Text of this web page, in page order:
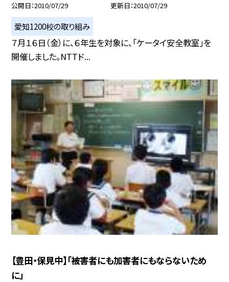
公開日 2010/07/29 更新日 2010/07/29
愛知1200校の取り組み
７月１６日（金）に、６年生を対象に、「ケータイ安全教室」を
開催しました。NTTド...
【豊田・保見中】「被害者にも加害者にもならないため
に」